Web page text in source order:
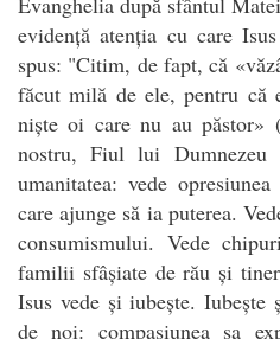
evidență atenția cu care
spus: "Citim, de fapt, că
făcut milă de ele, pentru că
niște oi care nu au păstor»
nostru, Fiul lui Dumnezeu
umanitatea: vede
care ajunge să ia puterea.
consumismului. Vede
familii sfâșiate de rău și
Isus vede și iubește.
de noi: compasiunea sa